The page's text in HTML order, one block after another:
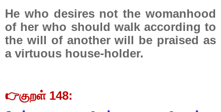
He who desires not the womanhood
of her who should walk according to
the will of another will be praised as
a virtuous house-holder.
👉குறள்148: